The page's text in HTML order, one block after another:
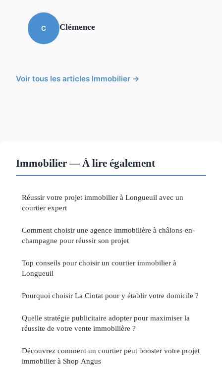
C Clémence
Voir tous les articles Immobilier →
Immobilier — À lire également
Réussir votre projet immobilier à Longueuil avec un
courtier expert
Comment choisir une agence immobilière à châlons-en-
champagne pour réussir son projet
Top conseils pour choisir un courtier immobilier à
Longueuil
Pourquoi choisir La Ciotat pour y établir votre domicile ?
Quelle stratégie publicitaire adopter pour maximiser la
réussite de votre vente immobilière ?
Découvrez comment un courtier peut booster votre projet
immobilier à Shop Angus